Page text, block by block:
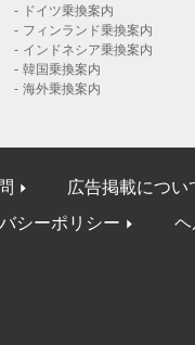
ドイツ乗換案内
フィンランド乗換案内
インドネシア乗換案内
韓国乗換案内
海外乗換案内
広告掲載につい
シーポリシー ヘ